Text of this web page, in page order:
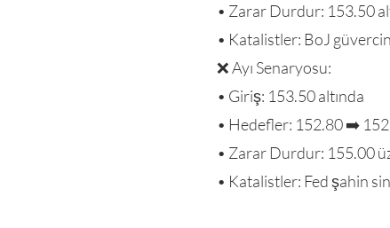
• Zarar Durdur: 153.50
• Katalistler: BoJ
❌ Ayı Senaryosu:
• Giriş: 153.50 altında
• Hedefler: 152.80 ➡️
• Zarar Durdur: 155.00
• Katalistler: Fed şahin